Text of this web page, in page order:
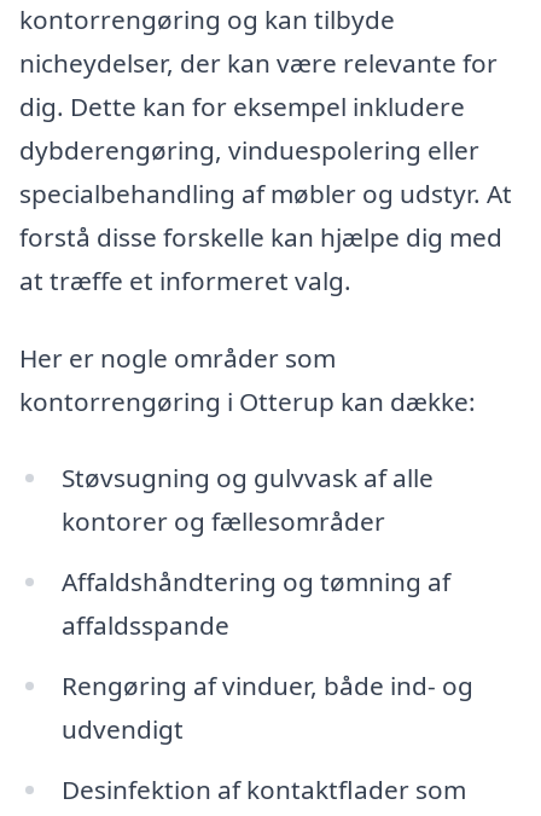
kontorrengøring og kan tilbyde
nicheydelser, der kan være relevante for
dig. Dette kan for eksempel inkludere
dybderengøring, vinduespolering eller
specialbehandling af møbler og udstyr. At
forstå disse forskelle kan hjælpe dig med
at træffe et informeret valg.
Her er nogle områder som
kontorrengøring i Otterup kan dække:
Støvsugning og gulvvask af alle
kontorer og fællesområder
Affaldshåndtering og tømning af
affaldsspande
Rengøring af vinduer, både ind- og
udvendigt
Desinfektion af kontaktflader som